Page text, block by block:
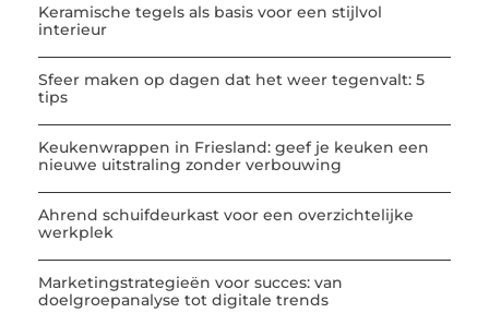
Keramische tegels als basis voor een stijlvol
interieur
Sfeer maken op dagen dat het weer tegenvalt: 5
tips
Keukenwrappen in Friesland: geef je keuken een
nieuwe uitstraling zonder verbouwing
Ahrend schuifdeurkast voor een overzichtelijke
werkplek
Marketingstrategieën voor succes: van
doelgroepanalyse tot digitale trends